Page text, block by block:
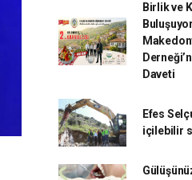
Birlik ve
Daveti
Efes
içilebilir